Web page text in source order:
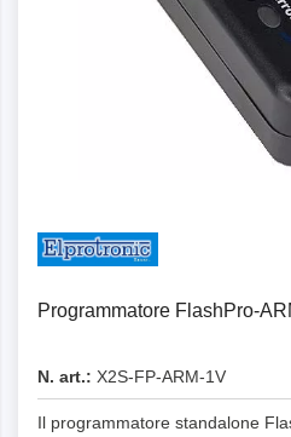
Programmatore FlashPro-
N. art.: X2S-FP-ARM-1V
Il programmatore standalone